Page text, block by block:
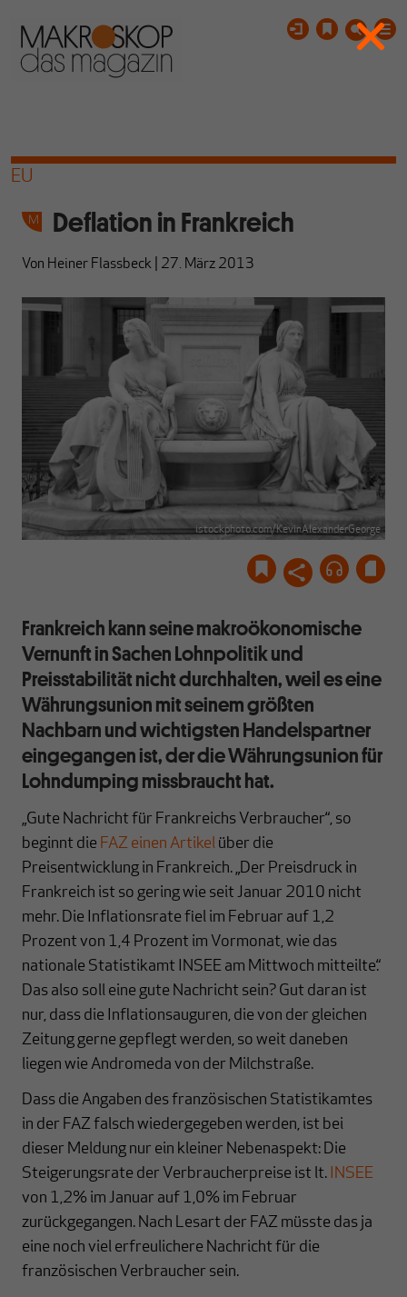
EU
Deflation in Frankreich
Von Heiner Flassbeck 27. März 2013
istockphoto.com/KevinAlexanderGeorge
Frankreich kann seine makroökonomische
Vernunft in Sachen Lohnpolitik und
Preisstabilität nicht durchhalten, weil es eine
Währungsunion mit seinem größten
Nachbarn und wichtigsten Handelspartner
eingegangen ist, der die Währungsunion für
Lohndumping missbraucht hat.
„Gute Nachricht für Frankreichs Verbraucher“, so
beginnt die FAZ einen Artikel über die
Preisentwicklung in Frankreich. „Der Preisdruck in
Frankreich ist so gering wie seit Januar 2010 nicht
mehr. Die Inflationsrate fiel im Februar auf 1,2
Prozent von 1,4 Prozent im Vormonat, wie das
nationale Statistikamt INSEE am Mittwoch mitteilte.“
Das also soll eine gute Nachricht sein? Gut daran ist
nur, dass die Inflationsauguren, die von der gleichen
Zeitung gerne gepflegt werden, so weit daneben
liegen wie Andromeda von der Milchstraße.
Dass die Angaben des französischen Statistikamtes
in der FAZ falsch wiedergegeben werden, ist bei
dieser Meldung nur ein kleiner Nebenaspekt: Die
Steigerungsrate der Verbraucherpreise ist lt. INSEE
von 1,2% im Januar auf 1,0% im Februar
zurückgegangen. Nach Lesart der FAZ müsste das ja
eine noch viel erfreulichere Nachricht für die
französischen Verbraucher sein.